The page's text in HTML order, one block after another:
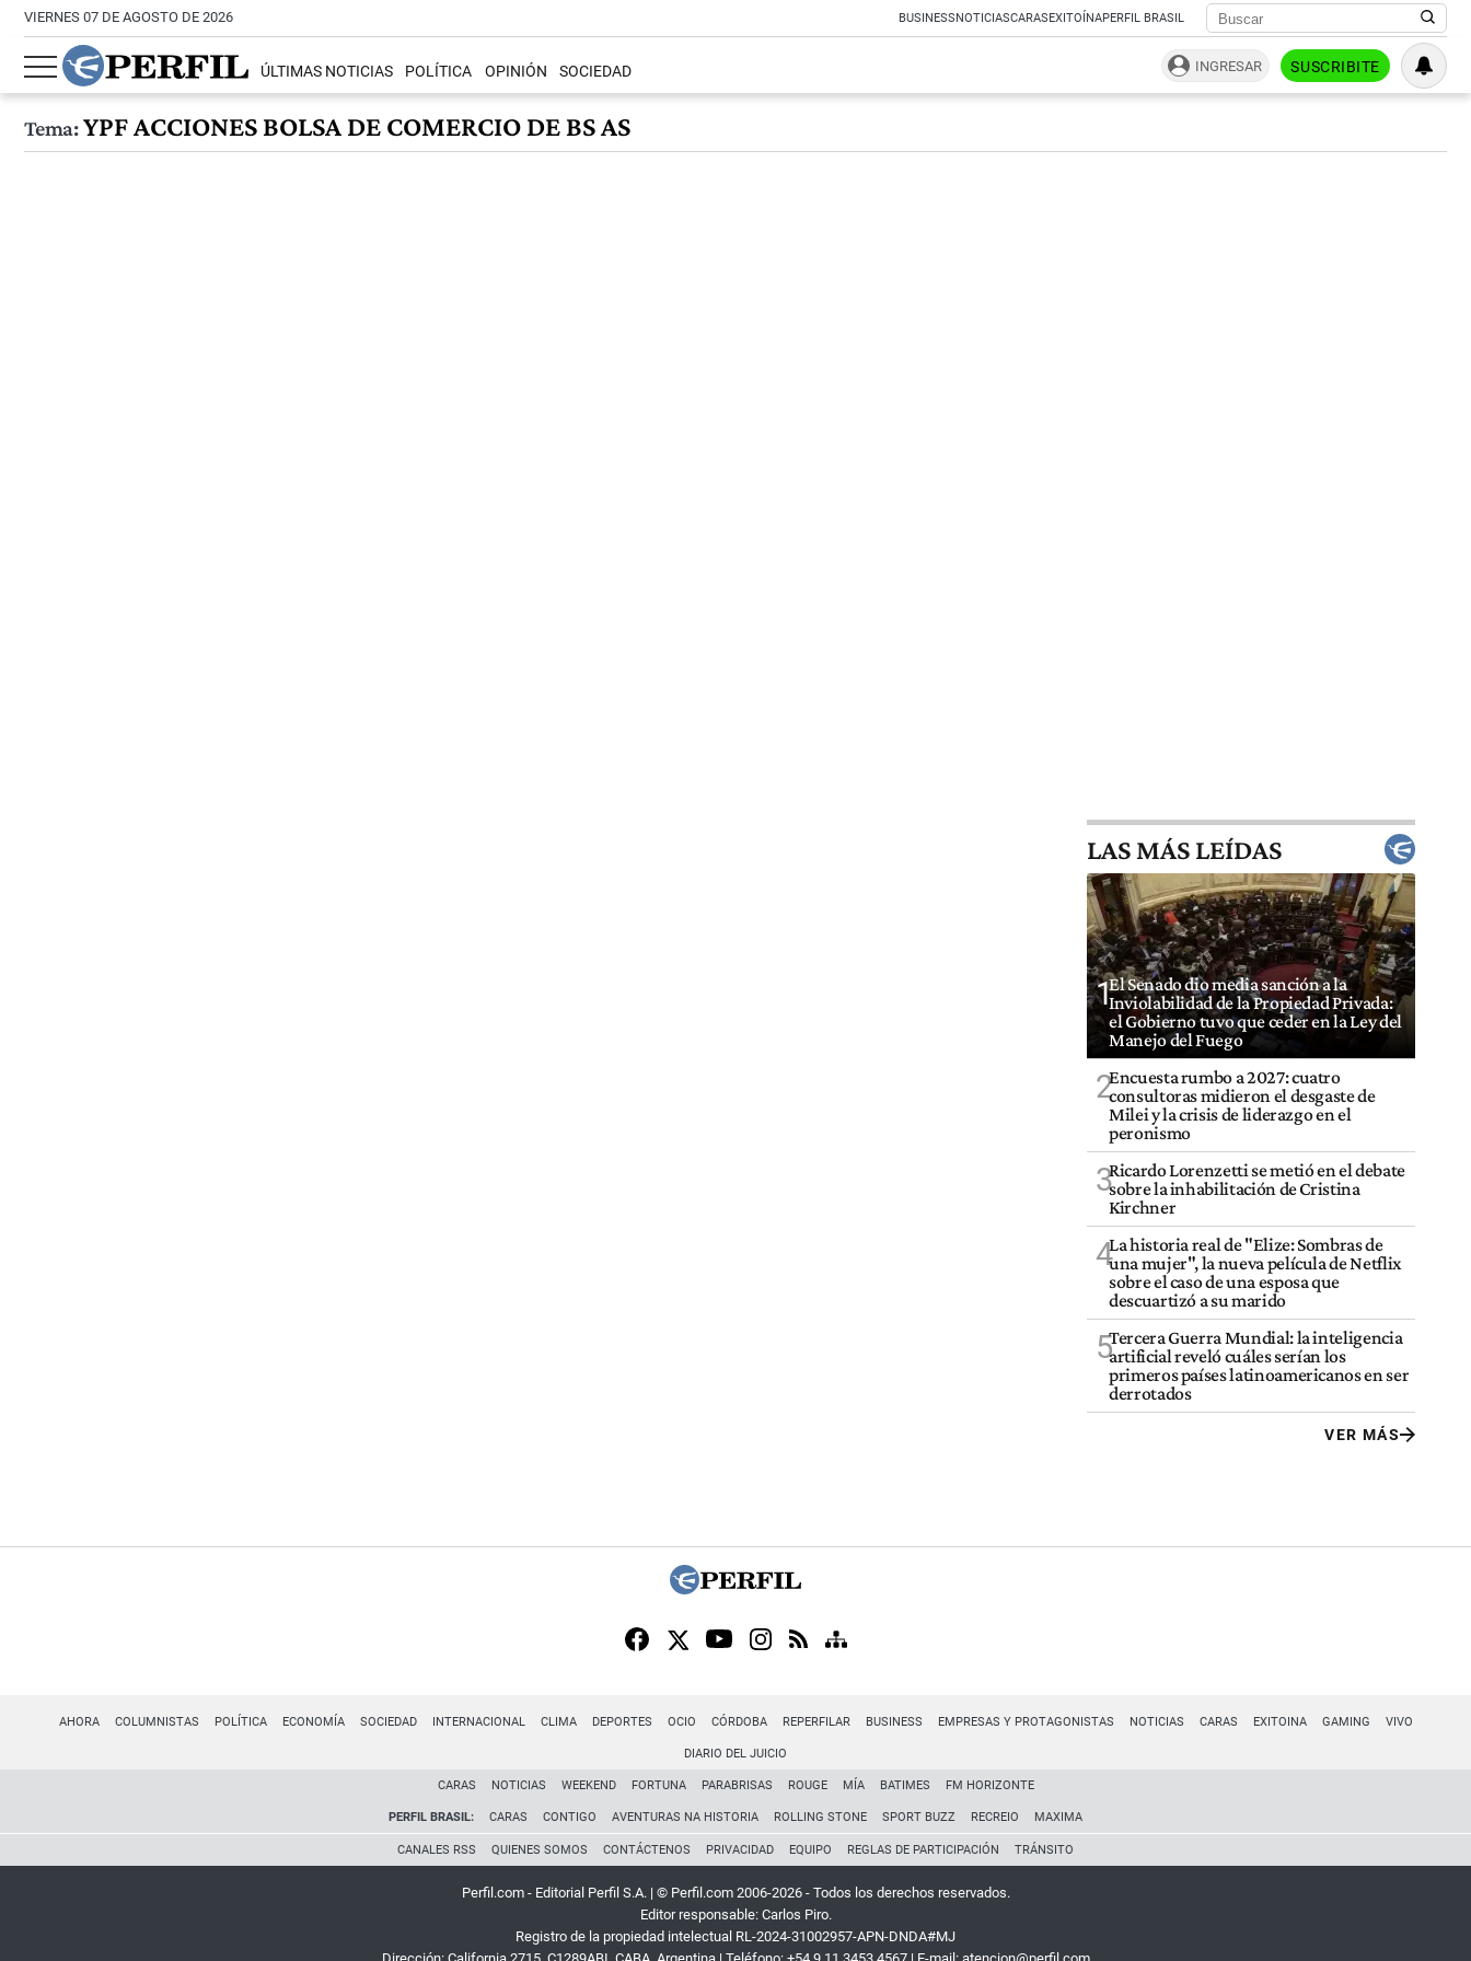
VIERNES 07 DE AGOSTO DE 2026 BUSINESSNOTICIASCARASEXITOÍNAPERFIL BRASIL
ÚLTIMAS NOTICIAS POLÍTICA OPINIÓN SOCIEDAD INGRESAR SUSCRIBITE
Tema:YPF ACCIONES BOLSA DE COMERCIO DE BS AS
LAS MÁS LEÍDAS
1El Senado dio media sanción a la
Inviolabilidad de la Propiedad Privada:
el Gobierno tuvo que ceder en la Ley del
Manejo del Fuego
2Encuesta rumbo a 2027: cuatro
consultoras midieron el desgaste de
Milei y la crisis de liderazgo en el
peronismo
3Ricardo Lorenzetti se metió en el debate
sobre la inhabilitación de Cristina
Kirchner
4La historia real de "Elize: Sombras de
una mujer", la nueva película de Netflix
sobre el caso de una esposa que
descuartizó a su marido
5Tercera Guerra Mundial: la inteligencia
artificial reveló cuáles serían los
primeros países latinoamericanos en ser
derrotados
VER MÁS
AHORA COLUMNISTAS POLÍTICA ECONOMÍA SOCIEDAD INTERNACIONAL CLIMA DEPORTES OCIO CÓRDOBA REPERFILAR BUSINESS EMPRESAS Y PROTAGONISTAS NOTICIAS CARAS EXITOINA GAMING VIVO
DIARIO DEL JUICIO
CARAS NOTICIAS WEEKEND FORTUNA PARABRISAS ROUGE MÍA BATIMES FM HORIZONTE
PERFIL BRASIL: CARAS CONTIGO AVENTURAS NA HISTORIA ROLLING STONE SPORT BUZZ RECREIO MAXIMA
CANALES RSS QUIENES SOMOS CONTÁCTENOS PRIVACIDAD EQUIPO REGLAS DE PARTICIPACIÓN TRÁNSITO
Perfil.com - Editorial Perfil S.A. | © Perfil.com 2006-2026 - Todos los derechos reservados.
Editor responsable: Carlos Piro.
Registro de la propiedad intelectual RL-2024-31002957-APN-DNDA#MJ